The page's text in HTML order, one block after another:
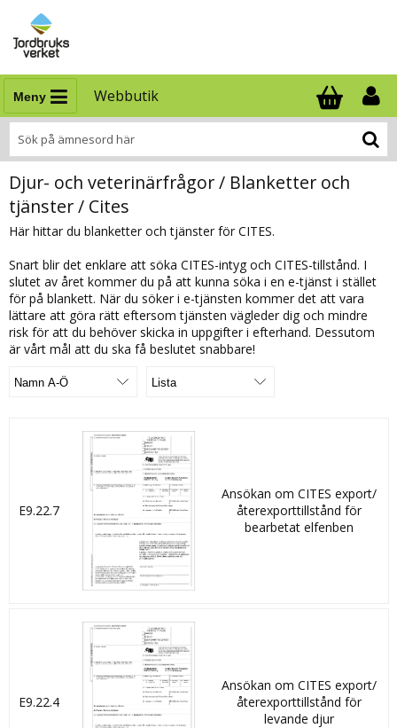
Meny Webbutik
Antal i
.
Djur- och veterinärfrågor / Blanketter och
tjänster / Cites
Här hittar du blanketter och tjänster för CITES.
Snart blir det enklare att söka CITES-intyg och CITES-tillstånd. I
slutet av året kommer du på att kunna söka i en e-tjänst i stället
för på blankett. När du söker i e-tjänsten kommer det att vara
lättare att göra rätt eftersom tjänsten vägleder dig och mindre
risk för att du behöver skicka in uppgifter i efterhand. Dessutom
är vårt mål att du ska få beslutet snabbare!
E9.22.7
Ansökan om CITES export/
återexporttillstånd för
bearbetat elfenben
E9.22.4
Ansökan om CITES export/
återexporttillstånd för
levande djur